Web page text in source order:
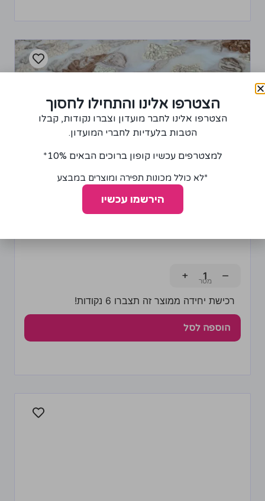
−
+
רכישת יחידה ממוצר זה תצברו 6 נקודות!
הוספה לסל
הצטרפו אלינו והתחילו לחסוך
הצטרפו אלינו לחבר מועדון וצברו נקודות, קבלו
הטבות בלעדיות לחברי המועדון.
למצטרפים עכשיו קופון ברוכים הבאים 10%*
*לא כולל מכונות תפירה ומוצרים במבצע
הירשמו עכשיו